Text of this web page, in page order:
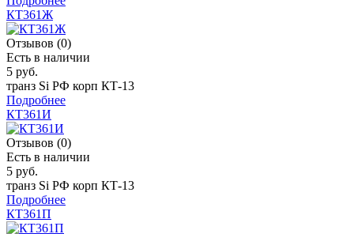
КТ361Ж
Отзывов (0)
Есть в наличии
5 руб.
транз Si РФ корп КТ-13
Подробнее
КТ361И
Отзывов (0)
Есть в наличии
5 руб.
транз Si РФ корп КТ-13
Подробнее
КТ361П